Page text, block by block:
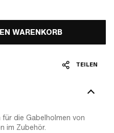
WARENKORB
TEILEN
die Gabelholmen von
im Zubehör.